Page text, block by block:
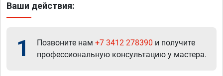
Ваши действия:
1 Позвоните нам +7 3412 278390 и получите
профессиональную консультацию у мастера.